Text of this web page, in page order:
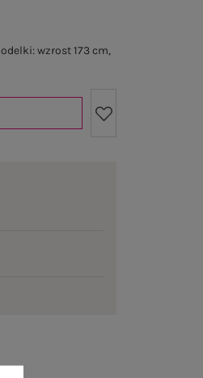
wzrost 173 cm,